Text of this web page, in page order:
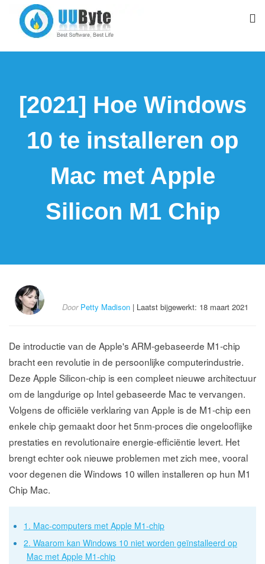
[2021] Hoe Windows
10 te installeren op
Mac met Apple
Silicon M1 Chip
Door Petty Madison | Laatst bijgewerkt: 18 maart 2021
De introductie van de Apple's ARM-gebaseerde M1-chip
bracht een revolutie in de persoonlijke computerindustrie.
Deze Apple Silicon-chip is een compleet nieuwe architectuur
om de langdurige op Intel gebaseerde Mac te vervangen.
Volgens de officiële verklaring van Apple is de M1-chip een
enkele chip gemaakt door het 5nm-proces die ongelooflijke
prestaties en revolutionaire energie-efficiëntie levert. Het
brengt echter ook nieuwe problemen met zich mee, vooral
voor degenen die Windows 10 willen installeren op hun M1
Chip Mac.
1. Mac-computers met Apple M1-chip
2. Waarom kan Windows 10 niet worden geïnstalleerd op
Mac met Apple M1-chip